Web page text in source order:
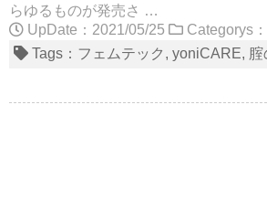
らゆるものが発売さ …
UpDate：2021/05/25
Categorys：
Tags： フェムテック yoniCARE